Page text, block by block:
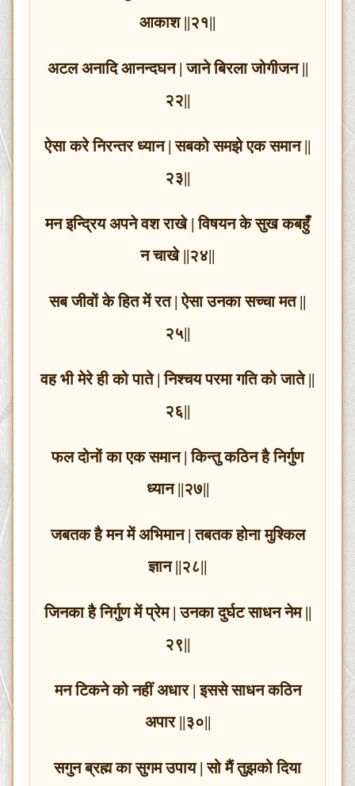
आकाश ||२१||
अटल अनादि आनन्दघन | जाने बिरला जोगीजन ||
२२||
ऐसा करे निरन्तर ध्यान | सबको समझे एक समान ||
२३||
मन इन्द्रिय अपने वश राखे | विषयन के सुख कबहुँ
न चाखे ||२४||
सब जीवों के हित में रत | ऐसा उनका सच्चा मत ||
२५||
वह भी मेरे ही को पाते | निश्चय परमा गति को जाते ||
२६||
फल दोनों का एक समान | किन्तु कठिन है निर्गुण
ध्यान ||२७||
जबतक है मन में अभिमान | तबतक होना मुश्किल
ज्ञान ||२८||
जिनका है निर्गुण में प्रेम | उनका दुर्घट साधन नेम ||
२९||
मन टिकने को नहीं अधार | इससे साधन कठिन
अपार ||३०||
सगुन ब्रह्म का सुगम उपाय | सो मैं तुझको दिया